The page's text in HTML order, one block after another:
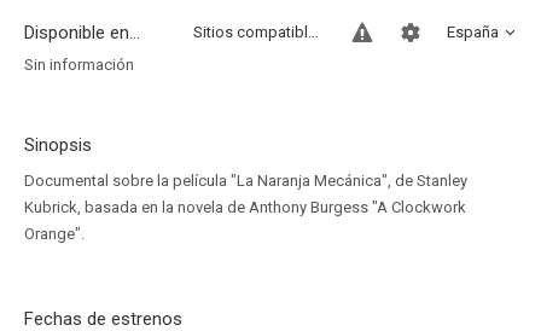
Disponible en... España
Sitios compatibles
Sin información
Sinopsis
Documental sobre la película "La Naranja Mecánica", de Stanley
Kubrick, basada en la novela de Anthony Burgess "A Clockwork
Orange".
Fechas de estrenos